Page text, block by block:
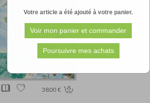
Votre article a été ajouté à votre panier.
38.00 €